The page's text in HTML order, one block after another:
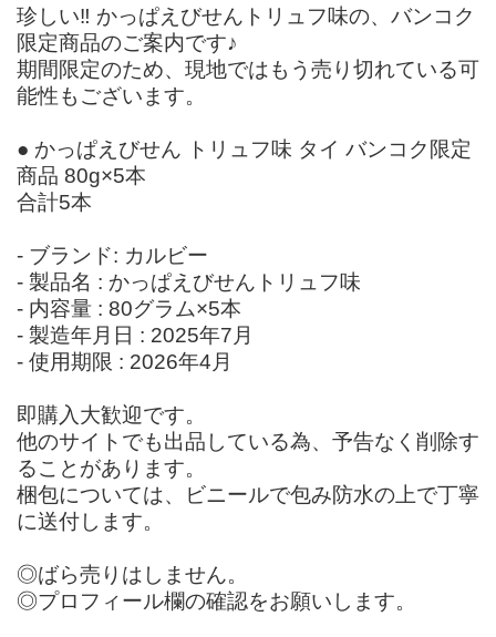
珍しい‼︎ かっぱえびせんトリュフ味の、バンコク
限定商品のご案内です♪
期間限定のため、現地ではもう売り切れている可
能性もございます。
● かっぱえびせん トリュフ味 タイ バンコク限定
商品 80g×5本
合計5本
- ブランド: カルビー
- 製品名 : かっぱえびせんトリュフ味
- 内容量 : 80グラム×5本
- 製造年月日 : 2025年7月
- 使用期限 : 2026年4月
即購入大歓迎です。
他のサイトでも出品している為、予告なく削除す
ることがあります。
梱包については、ビニールで包み防水の上で丁寧
に送付します。
◎ばら売りはしません。
◎プロフィール欄の確認をお願いします。